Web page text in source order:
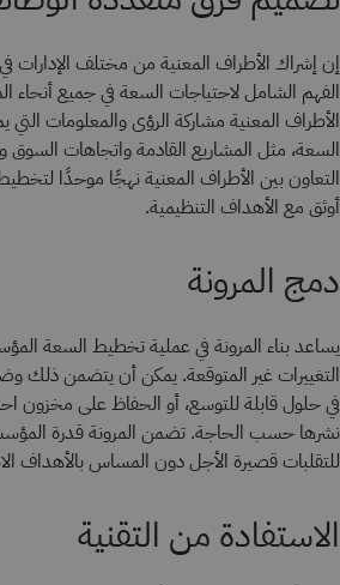
إن إشراك الأطراف المعنية من مختلف الإدارات
الفهم الشامل لاحتياجات السعة في جميع
الأطراف المعنية مشاركة الرؤى والمعلومات
السعة، مثل المشاريع القادمة واتجاهات السوق
التعاون بين الأطراف المعنية نهجًا موحدًا
أوثق مع الأهداف التنظيمية.
دمج المرونة
يساعد بناء المرونة في عملية تخطيط السعة
التغييرات غير المتوقعة. يمكن أن يتضمن ذلك
في حلول قابلة للتوسع، أو الحفاظ على مخزون
نشرها حسب الحاجة. تضمن المرونة قدرة
للتقلبات قصيرة الأجل دون المساس بالأهداف
الاستفادة من التقنية